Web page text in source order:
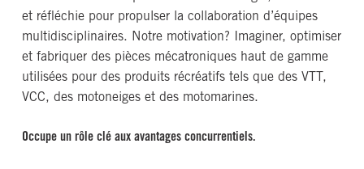
et réfléchie pour propulser la collaboration d’équipes
multidisciplinaires. Notre motivation? Imaginer, optimiser
et fabriquer des pièces mécatroniques haut de gamme
utilisées pour des produits récréatifs tels que des VTT,
VCC, des motoneiges et des motomarines.
Occupe un rôle clé aux avantages concurrentiels.